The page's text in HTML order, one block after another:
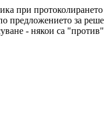
при
предложението за
- някои са